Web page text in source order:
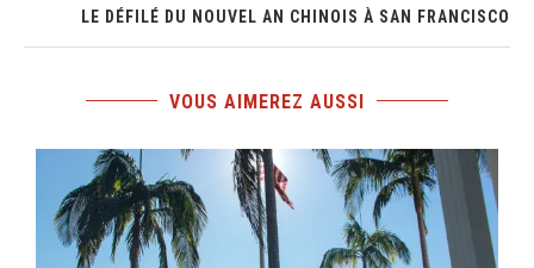
LE DÉFILÉ DU NOUVEL AN CHINOIS À SAN FRANCISCO
VOUS AIMEREZ AUSSI